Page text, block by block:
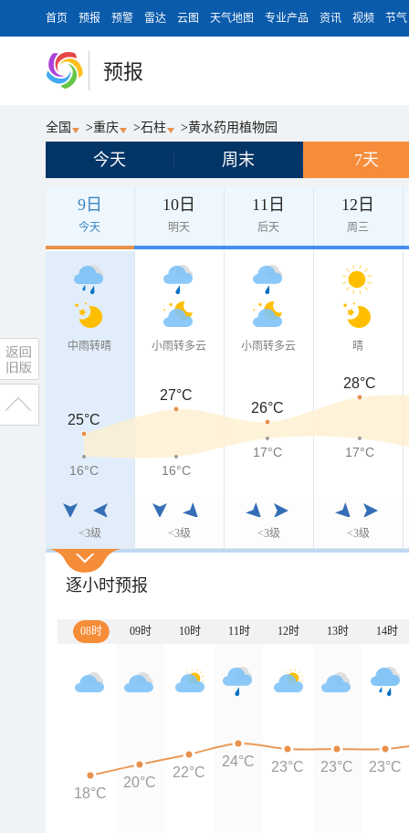
首页 预报 预警 雷达 云图 天气地图 专业产品 资讯 视频 节气
预报
全国 >重庆 >石柱 >黄水药用植物园
今天 周末 7天
9日
今天
10日
明天
11日
后天
12日
周三
中雨转晴
<3级
小雨转多云
<3级
小雨转多云
<3级
晴
<3级
25°C
27°C
26°C
28°C
16°C 16°C
17°C 17°C
逐小时预报
08时 09时 10时 11时 12时 13时 14时
18°C
20°C
22°C
24°C 23°C 23°C 23°C